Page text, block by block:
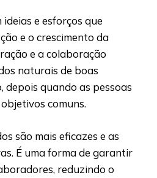
e esforços que
e o crescimento da
e a colaboração
naturais de boas
depois quando as pessoas
comuns.
são mais eficazes e as
É uma forma de garantir
reduzindo o